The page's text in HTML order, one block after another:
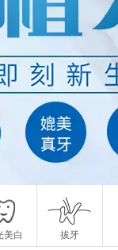
美白 拔牙